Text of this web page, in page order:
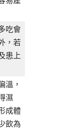
吃會
，若
患上
溫，
濕
成體
飲為